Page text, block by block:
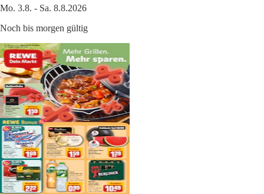
Mo. 3.8. - Sa. 8.8.2026
Noch bis morgen gültig